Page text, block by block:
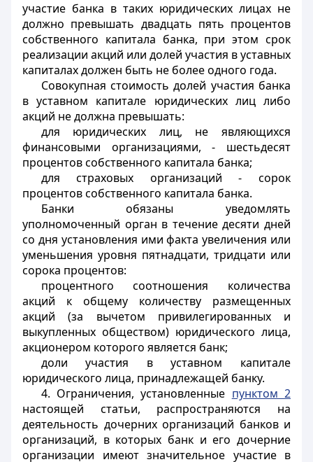
участие банка в таких юридических лицах не
должно превышать двадцать пять процентов
собственного капитала банка, при этом срок
реализации акций или долей участия в уставных
капиталах должен быть не более одного года.
Совокупная стоимость долей участия банка
в уставном капитале юридических лиц либо
акций не должна превышать:
для юридических лиц, не являющихся
финансовыми организациями, - шестьдесят
процентов собственного капитала банка;
для страховых организаций - сорок
процентов собственного капитала банка.
Банки обязаны уведомлять
уполномоченный орган в течение десяти дней
со дня установления ими факта увеличения или
уменьшения уровня пятнадцати, тридцати или
сорока процентов:
процентного соотношения количества
акций к общему количеству размещенных
акций (за вычетом привилегированных и
выкупленных обществом) юридического лица,
акционером которого является банк;
доли участия в уставном капитале
юридического лица, принадлежащей банку.
4. Ограничения, установленные пунктом 2
настоящей статьи, распространяются на
деятельность дочерних организаций банков и
организаций, в которых банк и его дочерние
организации имеют значительное участие в